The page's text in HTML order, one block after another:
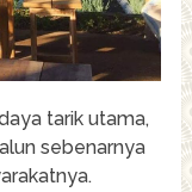
tarik utama,
sebenarnya